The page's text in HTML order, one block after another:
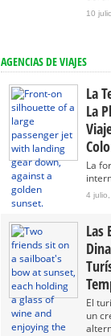
10
AGENCIAS DE VIAJES
La
La
La
4
Las
El
un